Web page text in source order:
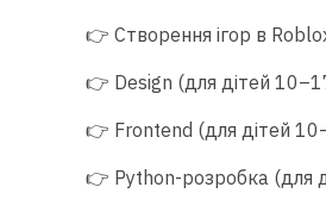
👉 Створення ігор в
👉 Design (для дітей
👉 Frontend (для дітей
👉 Python-розробка (для